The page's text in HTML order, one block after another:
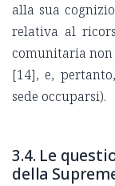
alla sua
relativa al
comunitaria
[14], e,
sede occuparsi).
3.4. Le
della